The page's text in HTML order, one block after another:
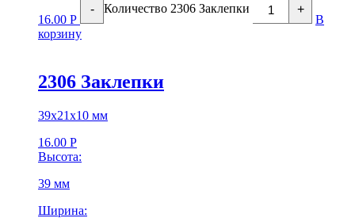
16.00 Р
- Количество 2306 Заклепки +
В
корзину
2306 Заклепки
39х21х10 мм
16.00 Р
Высота:
39 мм
Ширина: